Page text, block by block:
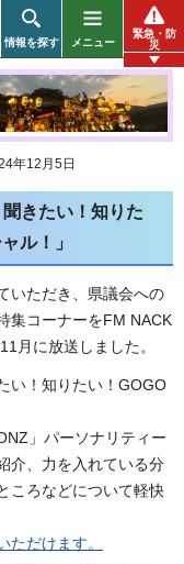
情報を探す メニュー
緊急・防
災
年12月5日
きたい！知りた
ル！」
いただき、県議会への
集コーナーをFM NACK
月に放送しました。
い！知りたい！GOGO
」パーソナリティー
介、力を入れている分
ころなどについて軽快
だけます。